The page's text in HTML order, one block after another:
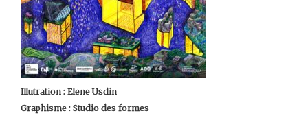
Illutration : Elene Usdin
Graphisme : Studio des formes
—-